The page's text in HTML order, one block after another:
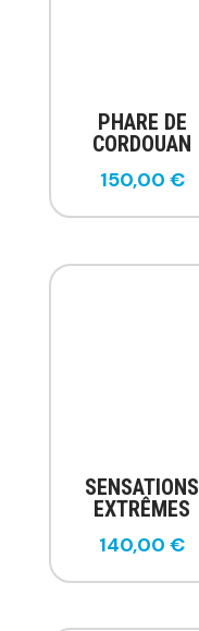
PHARE DE
CORDOUAN
150,00 €
SENSATIONS
EXTRÊMES
140,00€